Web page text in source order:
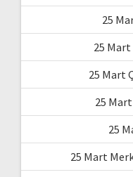
25
25 Mart
25 Mart
25
25
25 Mart